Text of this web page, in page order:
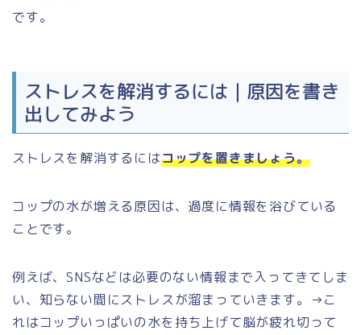
です。
ストレスを解消するには｜原因を書き
出してみよう
ストレスを解消するにはコップを置きましょう。
コップの水が増える原因は、過度に情報を浴びている
ことです。
例えば、SNSなどは必要のない情報まで入ってきてしま
い、知らない間にストレスが溜まっていきます。→こ
れはコップいっぱいの水を持ち上げて脳が疲れ切って